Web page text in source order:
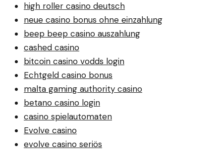
high roller casino deutsch
neue casino bonus ohne einzahlung
beep beep casino auszahlung
cashed casino
bitcoin casino vodds login
Echtgeld casino bonus
malta gaming authority casino
betano casino login
casino spielautomaten
Evolve casino
evolve casino seriös